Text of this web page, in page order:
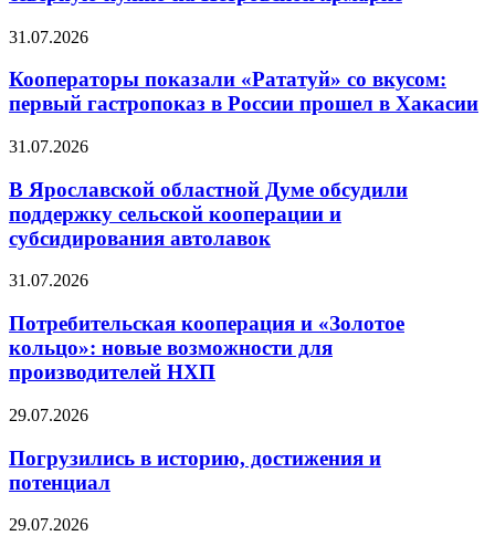
31.07.2026
Кооператоры показали «Рататуй» со вкусом:
первый гастропоказ в России прошел в Хакасии
31.07.2026
В Ярославской областной Думе обсудили
поддержку сельской кооперации и
субсидирования автолавок
31.07.2026
Потребительская кооперация и «Золотое
кольцо»: новые возможности для
производителей НХП
29.07.2026
Погрузились в историю, достижения и
потенциал
29.07.2026